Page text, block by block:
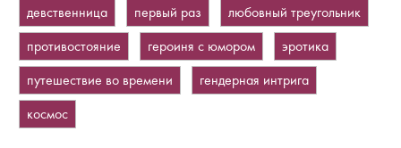
девственница
первый раз
любовный треугольник
противостояние
героиня с юмором
эротика
путешествие во времени
гендерная интрига
космос